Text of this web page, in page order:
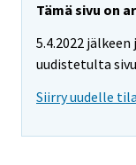
Tämä sivu on
5.4.2022
uudistetulta
Siirry uudelle